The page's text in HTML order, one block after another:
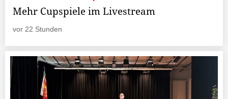
Mehr Cupspiele im Livestream
vor 22 Stunden